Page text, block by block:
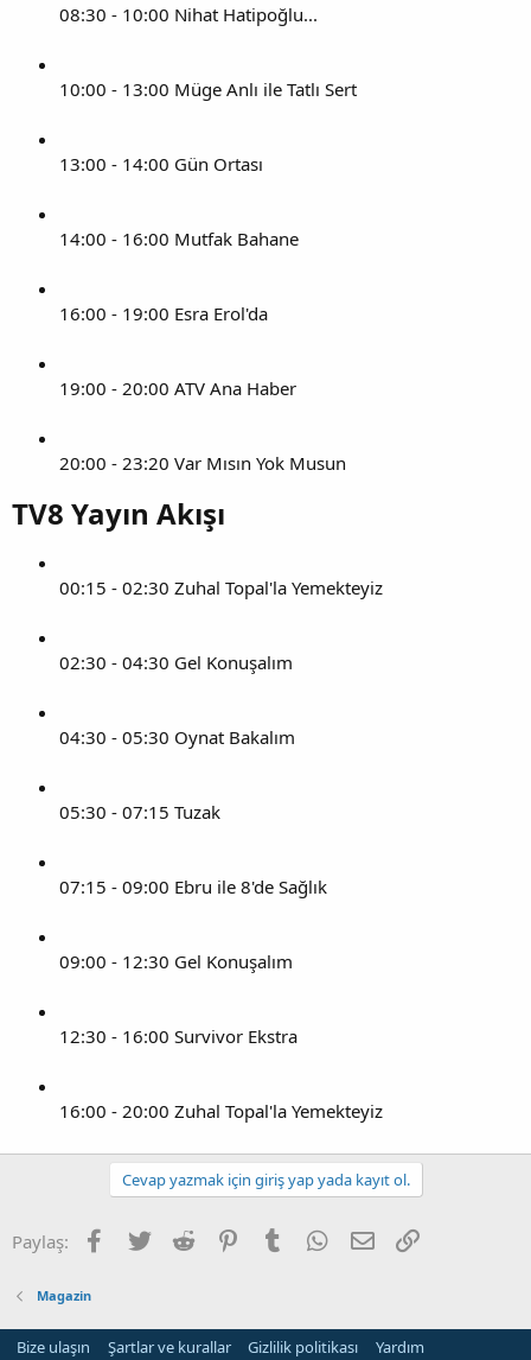
08:30 - 10:00 Nihat Hatipoğlu...
10:00 - 13:00 Müge Anlı ile Tatlı Sert
13:00 - 14:00 Gün Ortası
14:00 - 16:00 Mutfak Bahane
16:00 - 19:00 Esra Erol'da
19:00 - 20:00 ATV Ana Haber
20:00 - 23:20 Var Mısın Yok Musun
TV8 Yayın Akışı​
00:15 - 02:30 Zuhal Topal'la Yemekteyiz
02:30 - 04:30 Gel Konuşalım
04:30 - 05:30 Oynat Bakalım
05:30 - 07:15 Tuzak
07:15 - 09:00 Ebru ile 8'de Sağlık
09:00 - 12:30 Gel Konuşalım
12:30 - 16:00 Survivor Ekstra
16:00 - 20:00 Zuhal Topal'la Yemekteyiz
Cevap yazmak için giriş yap yada kayıt ol.
Paylaş: Facebook
Twitter Reddit PinterestTumblr WhatsApp
E-posta
Magazin
Bize ulaşın Şartlar ve kurallar Gizlilik politikası
Yardım